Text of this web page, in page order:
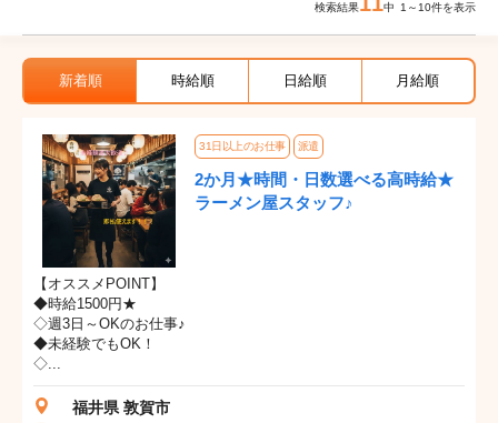
検索結果 中 1～10件を表示
新着順 時給順 日給順 月給順
31日以上のお仕事 派遣
2か月★時間・日数選べる高時給★
ラーメン屋スタッフ♪
【オススメPOINT】
◆時給1500円★
◇週3日～OKのお仕事♪
◆未経験でもOK！
◇...
福井県 敦賀市